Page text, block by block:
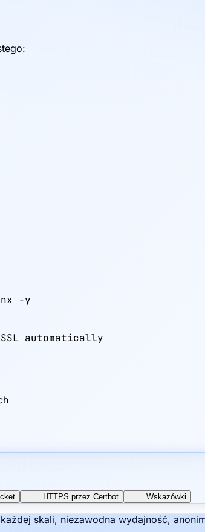
-y
automatically
HTTPS przez Certbot Wskazówki
skali, niezawodna wydajność,